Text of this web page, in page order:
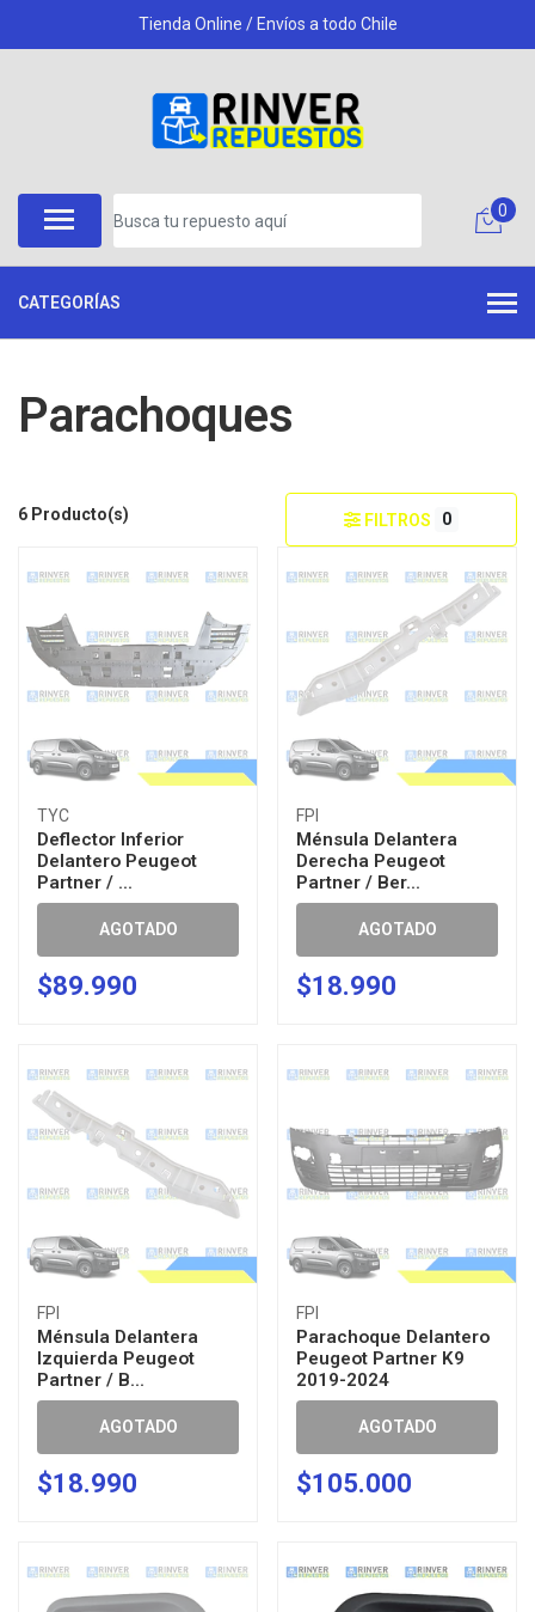
Tienda Online / Envíos a todo Chile
0
CATEGORÍAS
Parachoques
6 Producto(s) FILTROS 0
TYC
Deflector Inferior
Delantero Peugeot
Partner / ...
AGOTADO
$89.990
FPI
Ménsula Delantera
Derecha Peugeot
Partner / Ber...
AGOTADO
$18.990
FPI
Ménsula Delantera
Izquierda Peugeot
Partner / B...
AGOTADO
$18.990
FPI
Parachoque Delantero
Peugeot Partner K9
2019-2024
AGOTADO
$105.000